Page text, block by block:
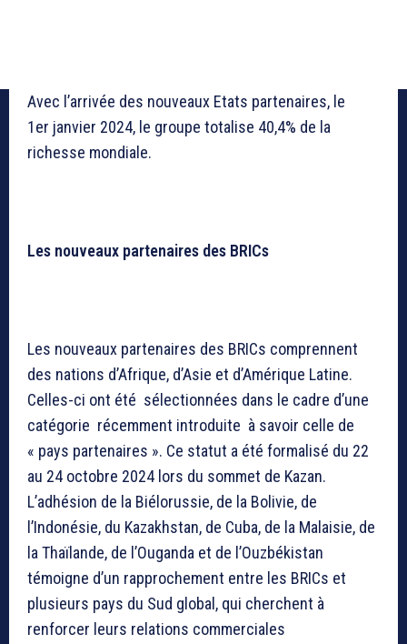
Avec l’arrivée des nouveaux Etats partenaires, le
1er janvier 2024, le groupe totalise 40,4% de la
richesse mondiale.
Les nouveaux partenaires des BRICs
Les nouveaux partenaires des BRICs comprennent
des nations d’Afrique, d’Asie et d’Amérique Latine.
Celles-ci ont été sélectionnées dans le cadre d’une
catégorie récemment introduite à savoir celle de
« pays partenaires ». Ce statut a été formalisé du 22
au 24 octobre 2024 lors du sommet de Kazan.
L’adhésion de la Biélorussie, de la Bolivie, de
l’Indonésie, du Kazakhstan, de Cuba, de la Malaisie, de
la Thaïlande, de l’Ouganda et de l’Ouzbékistan
témoigne d’un rapprochement entre les BRICs et
plusieurs pays du Sud global, qui cherchent à
renforcer leurs relations commerciales